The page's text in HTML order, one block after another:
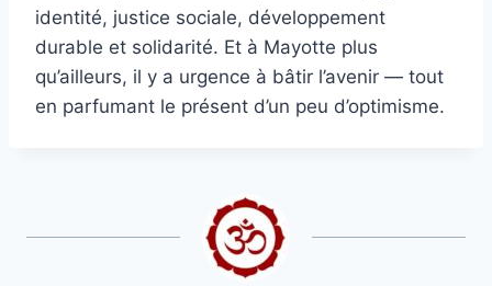
identité, justice sociale, développement
durable et solidarité. Et à Mayotte plus
qu’ailleurs, il y a urgence à bâtir l’avenir — tout
en parfumant le présent d’un peu d’optimisme.